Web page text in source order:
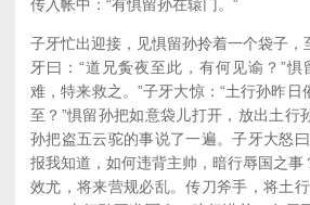
传入帐中：“有惧留孙在辕门。”
子牙忙出迎接，见惧留孙拎着一个袋子，
牙曰：“道兄夤夜至此，有何见谕？”惧
难，特来救之。”子牙大惊：“土行孙昨
至？”惧留孙把如意袋儿打开，放出土行
孙把盗五云驼的事说了一遍。子牙大怒
报我知道，如何违背主帅，暗行辱国之事
效尤，将来营规必乱。传刀斧手，将土